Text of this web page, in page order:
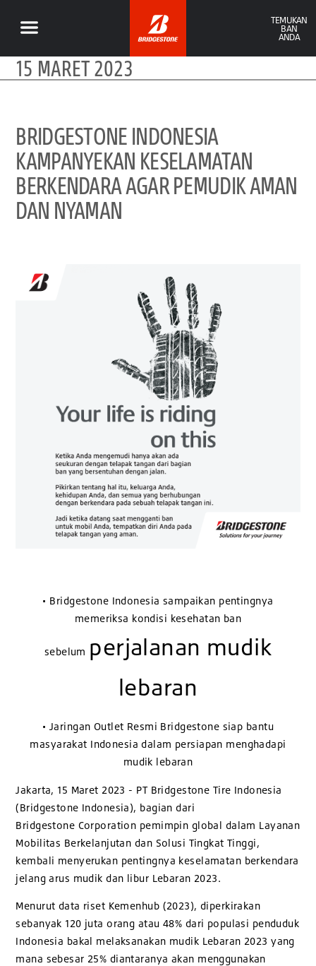
TEMUKAN
BAN
ANDA
15 MARET 2023
BRIDGESTONE INDONESIA
KAMPANYEKAN KESELAMATAN
BERKENDARA AGAR PEMUDIK AMAN
DAN NYAMAN
• Bridgestone Indonesia sampaikan pentingnya
memeriksa kondisi kesehatan ban
sebelum perjalanan mudik
lebaran
• Jaringan Outlet Resmi Bridgestone siap bantu
masyarakat Indonesia dalam persiapan menghadapi
mudik lebaran
Jakarta, 15 Maret 2023 - PT Bridgestone Tire Indonesia
(Bridgestone Indonesia), bagian dari
Bridgestone Corporation pemimpin global dalam Layanan
Mobilitas Berkelanjutan dan Solusi Tingkat Tinggi,
kembali menyerukan pentingnya keselamatan berkendara
jelang arus mudik dan libur Lebaran 2023.
Menurut data riset Kemenhub (2023), diperkirakan
sebanyak 120 juta orang atau 48% dari populasi penduduk
Indonesia bakal melaksanakan mudik Lebaran 2023 yang
mana sebesar 25% diantaranya akan menggunakan